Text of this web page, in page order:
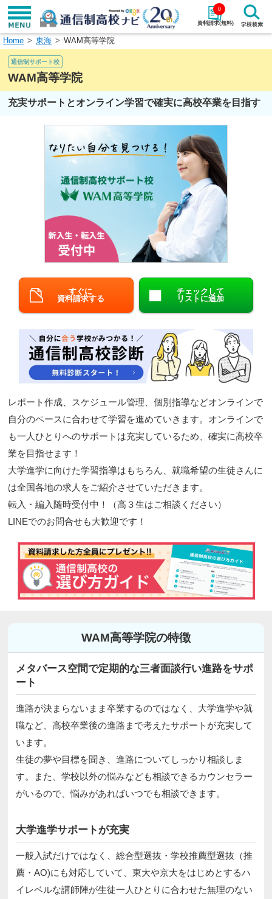
資料請求(無料)
0
学校名で探す
エリアから探す 特徴から探す
北海道・東北
北陸・甲信越
中国
九州・沖縄
閉じる
Home 東海 WAM高等学院
通信制サポート校
WAM高等学院
充実サポートとオンライン学習で確実に高校卒業を目指す
すぐに
資料請求する
チェックして
リストに追加
レポート作成、スケジュール管理、個別指導などオンラインで
自分のペースに合わせて学習を進めていきます。オンラインで
も一人ひとりへのサポートは充実しているため、確実に高校卒
業を目指せます！
大学進学に向けた学習指導はもちろん、就職希望の生徒さんに
は全国各地の求人をご紹介させていただきます。
転入・編入随時受付中！（高３生はご相談ください）
LINEでのお問合せも大歓迎です！
WAM高等学院の特徴
メタバース空間で定期的な三者面談行い進路をサポ
ート
進路が決まらないまま卒業するのではなく、大学進学や就
職など、高校卒業後の進路まで考えたサポートが充実して
います。
生徒の夢や目標を聞き、進路についてしっかり相談しま
す。また、学校以外の悩みなども相談できるカウンセラー
がいるので、悩みがあればいつでも相談できます。
大学進学サポートが充実
一般入試だけではなく、総合型選抜・学校推薦型選抜（推
薦・AO)にも対応していて、東大や京大をはじめとするハ
イレベルな講師陣が生徒一人ひとりに合わせた無理のない